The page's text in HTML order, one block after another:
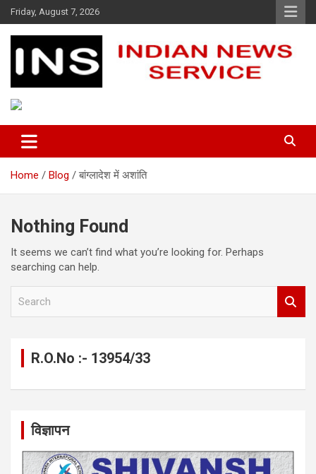
Skip
to
content
Friday, August 7, 2026
Indian News Service
Home Blog बांग्लादेश में अशांति
Nothing Found
It seems we can’t find what you’re looking for. Perhaps
searching can help.
R.O.No :- 13954/33
विज्ञापन